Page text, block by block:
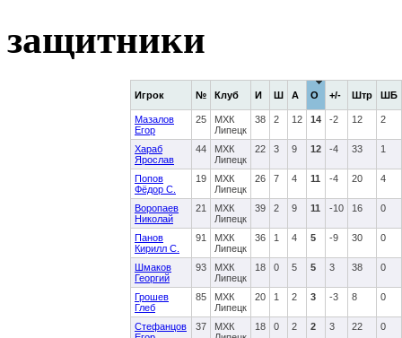
защитники
Игрок № Клуб И Ш А О +/- Штр ШБ
Мазалов
Егор
25
МХК
Липецк
38 2 12 14 -2 12 2
Хараб
Ярослав
44
МХК
Липецк
22 3 9 12 -4 33 1
Попов
Фёдор С.
19
МХК
Липецк
26 7 4 11 -4 20 4
Воропаев
Николай
21
МХК
Липецк
39 2 9 11 -10 16 0
Панов
Кирилл С.
91
МХК
Липецк
36 1 4 5 -9 30 0
Шмаков
Георгий
93
МХК
Липецк
18 0 5 5 3 38 0
Грошев
Глеб
85
МХК
Липецк
20 1 2 3 -3 8 0
Стефанцов
37
МХК
18 0 2 2 3 22 0